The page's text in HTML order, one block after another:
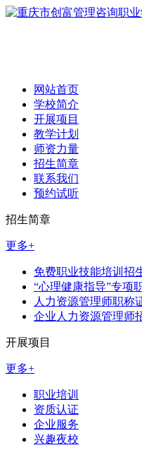
网站首页
学校简介
开展项目
教学计划
师资力量
招生简章
联系我们
预约试听
招生简章
更多+
免费职业技能培训招
“心理健康指导”专项
人力资源管理师职称
企业人力资源管理师
开展项目
更多+
职业培训
资质认证
企业服务
兴趣夜校